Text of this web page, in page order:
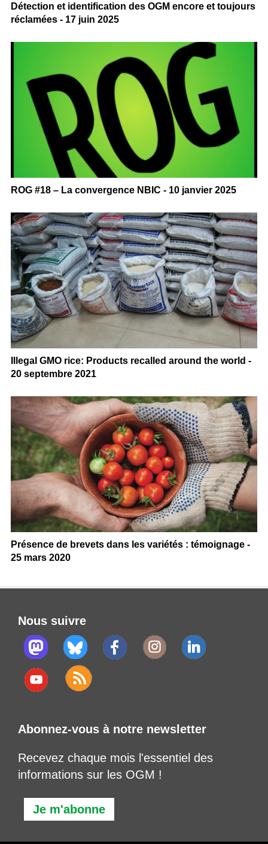
Détection et identification des OGM encore et toujours
réclamées - 17 juin 2025
ROG #18 – La convergence NBIC - 10 janvier 2025
Illegal GMO rice: Products recalled around the world -
20 septembre 2021
Présence de brevets dans les variétés : témoignage -
25 mars 2020
Nous suivre
Abonnez-vous à notre newsletter
Recevez chaque mois l'essentiel des
informations sur les OGM !
Je m'abonne